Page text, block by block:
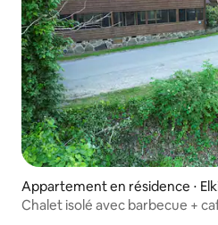
Appartement en résidence ⋅
Chalet isolé avec barbecue +